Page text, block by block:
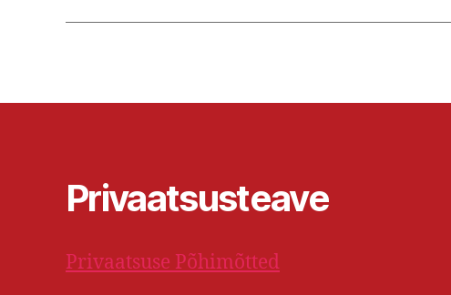
Privaatsusteave
Privaatsuse Põhimõtted